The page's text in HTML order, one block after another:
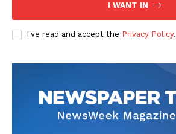
Contacto
Prensa
I WANT IN
I've read and accept the Privacy Policy.